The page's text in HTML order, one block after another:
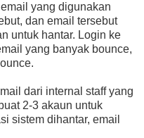
yang digunakan
dan email tersebut
untuk hantar. Login ke
yang banyak bounce,
dari internal staff yang
2-3 akaun untuk
sistem dihantar, email